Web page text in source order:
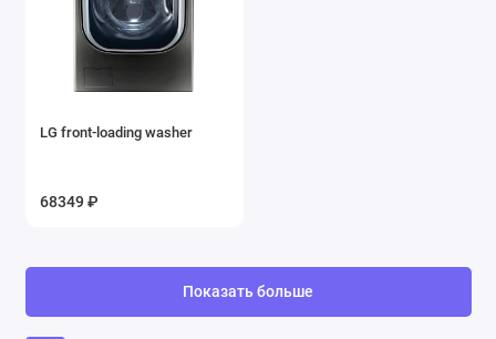
LG front-loading washer
68349 ₽
Показать больше